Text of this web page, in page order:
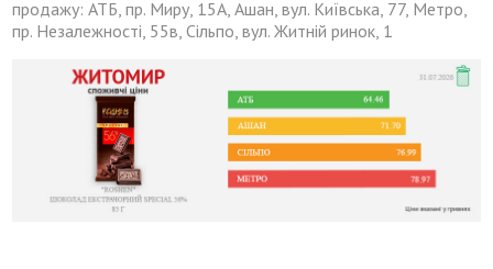
продажу: АТБ, пр. Миру, 15А, Ашан, вул. Київська, 77, Метро,
пр. Незалежності, 55в, Сільпо, вул. Житній ринок, 1